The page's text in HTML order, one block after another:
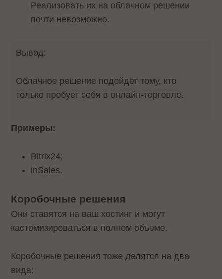
Реализовать их на облачном решении
почти невозможно.
Вывод:
Облачное решение подойдет тому, кто
только пробует себя в онлайн-торговле.
Примеры:
Bitrix24;
inSales.
Коробочные решения
Они ставятся на ваш хостинг и могут
кастомизироваться в полном объеме.
Коробочные решения тоже делятся на два
вида: